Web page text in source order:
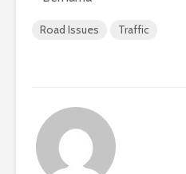
Road Issues Traffic